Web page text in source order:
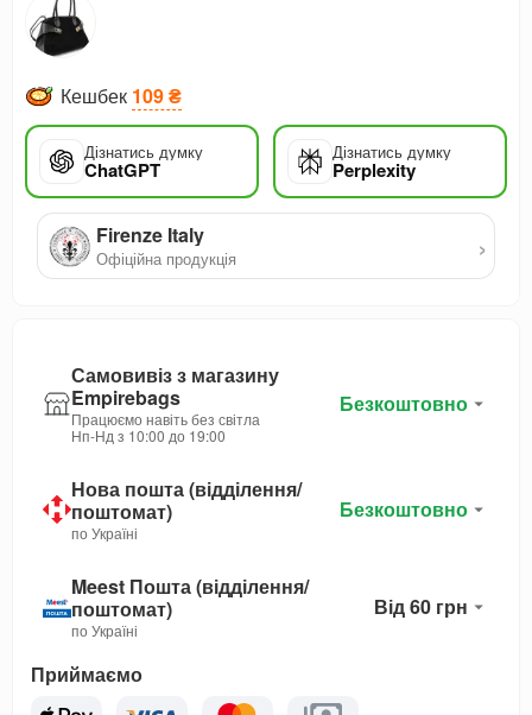
Кешбек 109 ₴
Дізнатись думку
ChatGPT
Дізнатись думку
Perplexity
Firenze Italy
Офіційна продукція ›
Самовивіз з магазину
Empirebags
Працюємо навіть без світла
Нп-Нд з 10:00 до 19:00
Безкоштовно
Нова пошта (відділення/
поштомат)
по Україні
Безкоштовно
Meest Пошта (відділення/
поштомат)
по Україні
Від 60 грн
Приймаємо